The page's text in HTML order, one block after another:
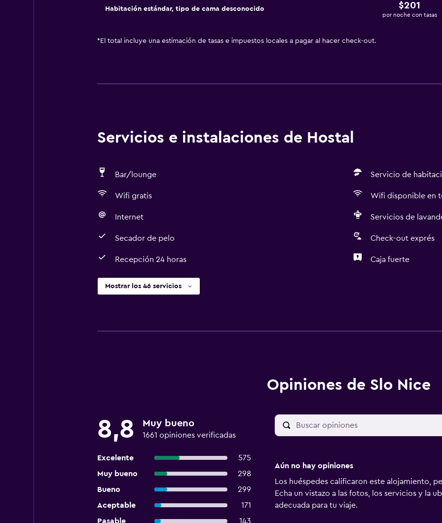
Habitación estándar, tipo de cama desconocido $201
por noche con tasas
* El total incluye una estimación de tasas e impuestos locales a pagar al hacer check-out.
Servicios e instalaciones de Hostal
Bar/lounge Servicio de
Wifi gratis Wifi disponible en
Internet Servicios de
Secador de pelo Check-out exprés
Recepción 24 horas Caja fuerte
Mostrar los 46 servicios
Opiniones de Slo Nice
8,8 Muy bueno
1661 opiniones verificadas
Excelente
575
Muy bueno
298
Bueno
299
Aceptable
171
Pasable
143
Aún no hay opiniones
Los huéspedes calificaron este alojamiento,
Echa un vistazo a las fotos, los servicios y la
adecuada para tu viaje.